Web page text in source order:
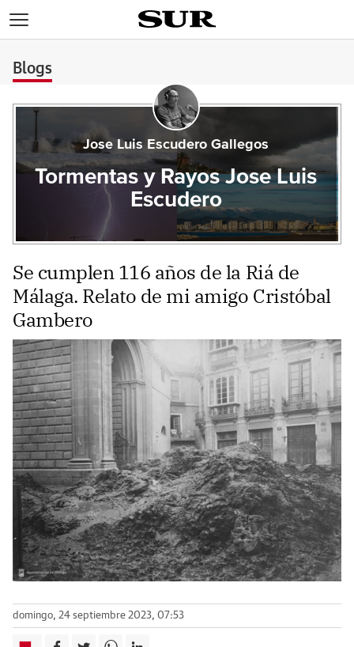
Blogs
Jose Luis Escudero Gallegos
Tormentas y Rayos Jose Luis
Escudero
Se cumplen 116 años de la Riá de
Málaga. Relato de mi amigo Cristóbal
Gambero
domingo, 24 septiembre 2023, 07:53